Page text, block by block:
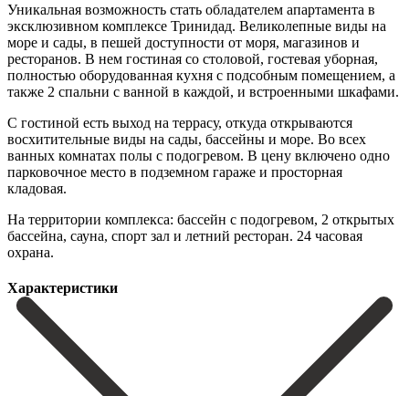
Уникальная возможность стать обладателем апартамента в
эксклюзивном комплексе Тринидад. Великолепные виды на
море и сады, в пешей доступности от моря, магазинов и
ресторанов. В нем гостиная со столовой, гостевая уборная,
полностью оборудованная кухня с подсобным помещением, а
также 2 спальни с ванной в каждой, и встроенными шкафами.
С гостиной есть выход на террасу, откуда открываются
восхитительные виды на сады, бассейны и море. Во всех
ванных комнатах полы с подогревом. ‌В ‌цену ‌включено ‌одно
парковочное ‌место в ‌подземном гараже и просторная
кладовая.
На территории комплекса: бассейн ‌с подогревом, ‌2 открытых
‌бассейна, сауна, спорт ‌зал ‌и ‌летний ‌ресторан. ‌24 ‌часовая
‌охрана.
Характеристики